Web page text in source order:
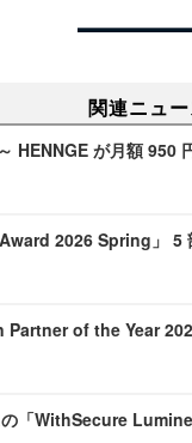
関連ニュー
HENNGE が月額
2026 Spring」 5
Partner of the Year
「WithSecure